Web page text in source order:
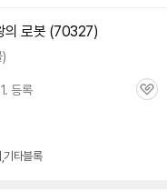
의 로봇 (70327)
)
등록
관
기타블록